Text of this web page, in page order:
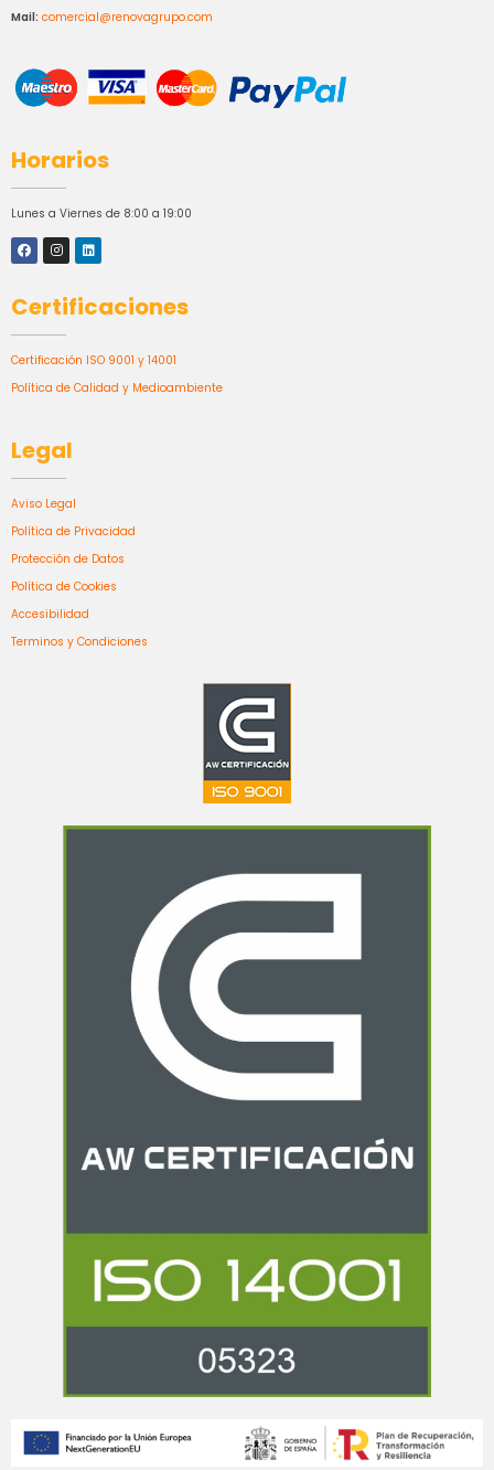
Mail: comercial@renovagrupo.com
Horarios
Lunes a Viernes de 8:00 a 19:00
Certificaciones
Certificación ISO 9001 y 14001
Política de Calidad y Medioambiente
Legal
Aviso Legal
Política de Privacidad
Protección de Datos
Política de Cookies
Accesibilidad
Terminos y Condiciones